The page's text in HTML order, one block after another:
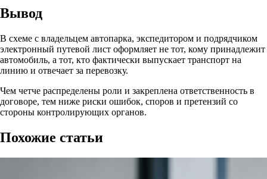
Вывод
В схеме с владельцем автопарка, экспедитором и подрядчиком
электронный путевой лист оформляет не тот, кому принадлежит
автомобиль, а тот, кто фактически выпускает транспорт на
линию и отвечает за перевозку.
Чем четче распределены роли и закреплена ответственность в
договоре, тем ниже риски ошибок, споров и претензий со
стороны контролирующих органов.
Похожие статьи